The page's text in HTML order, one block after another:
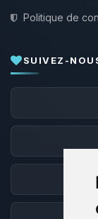
Politique de
SUIVEZ-